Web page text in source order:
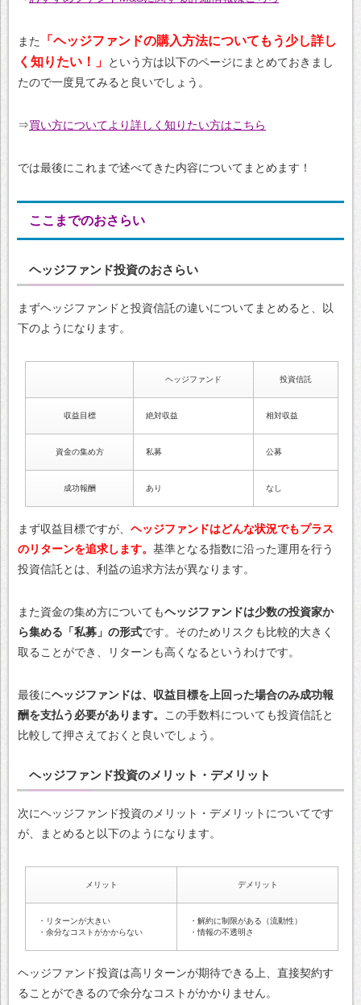
また
「ヘッジファンドの購入方法についてもう少し詳し
く知りたい！」
という方は以下のページにまとめておきまし
たので一度見てみると良いでしょう。
⇒買い方についてより詳しく知りたい方はこちら
では最後にこれまで述べてきた内容についてまとめます！
ここまでのおさらい
ヘッジファンド投資のおさらい
まずヘッジファンドと投資信託の違いについてまとめると、以
下のようになります。
ヘッジファンド 投資信託
収益目標 絶対収益 相対収益
資金の集め方 私募 公募
成功報酬 あり なし
まず収益目標ですが、 ヘッジファンドはどんな状況でもプラス
のリターンを追求します。 基準となる指数に沿った運用を行う
投資信託とは、利益の追求方法が異なります。
また資金の集め方についてもヘッジファンドは少数の投資家か
ら集める「私募」の形式です。そのためリスクも比較的大きく
取ることができ、リターンも高くなるというわけです。
最後にヘッジファンドは、収益目標を上回った場合のみ成功報
酬を支払う必要があります。 この手数料についても投資信託と
比較して押さえておくと良いでしょう。
ヘッジファンド投資のメリット・デメリット
次にヘッジファンド投資のメリット・デメリットについてです
が、まとめると以下のようになります。
メリット デメリット
・リターンが大きい
・余分なコストがかからない
・解約に制限がある（流動性）
・情報の不透明さ
ヘッジファンド投資は高リターンが期待できる上、直接契約す
ることができるので余分なコストがかかりません。